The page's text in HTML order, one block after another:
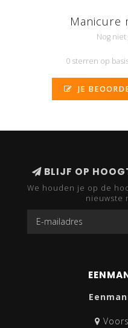
Manicure
Nog
0 sterren op
JE
BLIJF OP
We houden je op de
nieuwste